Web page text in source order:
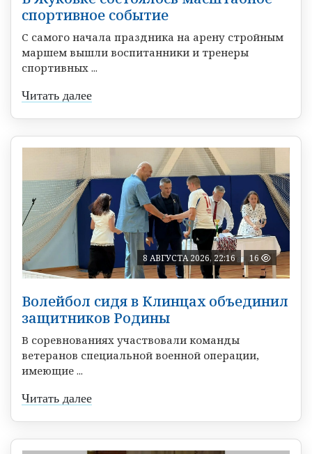
спортивное событие
С самого начала праздника на арену стройным
маршем вышли воспитанники и тренеры
спортивных ...
Читать далее
8 АВГУСТА 2026, 22:16 16
Волейбол сидя в Клинцах объединил
защитников Родины
В соревнованиях участвовали команды
ветеранов специальной военной операции,
имеющие ...
Читать далее